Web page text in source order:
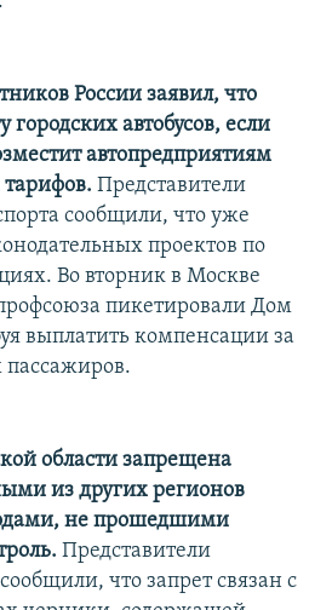
России заявил, что
городских автобусов, если
автопредприятиям
Представители
сообщили, что уже
проектов по
Во вторник в Москве
пикетировали Дом
выплатить компенсации за
пассажиров.
области запрещена
из других регионов
не прошедшими
Представители
что запрет связан с